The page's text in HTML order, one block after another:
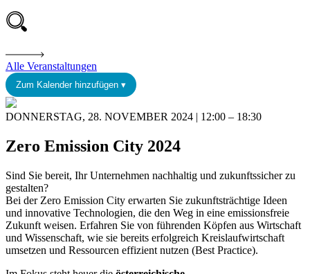
Alle Veranstaltungen
Zum Kalender hinzufügen ▾
DONNERSTAG, 28. NOVEMBER 2024 | 12:00 – 18:30
Zero Emission City 2024
Sind Sie bereit, Ihr Unternehmen nachhaltig und zukunftssicher zu
gestalten?
Bei der Zero Emission City erwarten Sie zukunftsträchtige Ideen
und innovative Technologien, die den Weg in eine emissionsfreie
Zukunft weisen. Erfahren Sie von führenden Köpfen aus Wirtschaft
und Wissenschaft, wie sie bereits erfolgreich Kreislaufwirtschaft
umsetzen und Ressourcen effizient nutzen (Best Practice).